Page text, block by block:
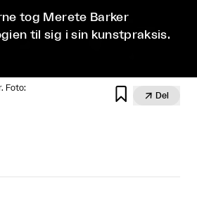
tog Merete Barker
til sig i sin kunstpraksis.
Foto:
  Del